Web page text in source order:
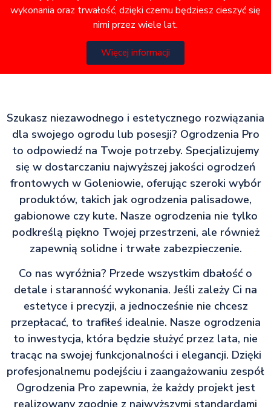
wykonania oraz trwałość, dzięki czemu będziesz cieszyć się
nimi przez wiele lat.
Więcej informacji
Szukasz niezawodnego i estetycznego rozwiązania
dla swojego ogrodu lub posesji? Ogrodzenia Pro
to odpowiedź na Twoje potrzeby. Specjalizujemy
się w dostarczaniu najwyższej jakości ogrodzeń
frontowych w Goleniowie, oferując szeroki wybór
produktów, takich jak ogrodzenia palisadowe,
gabionowe czy kute. Nasze ogrodzenia nie tylko
podkreślą piękno Twojej przestrzeni, ale również
zapewnią solidne i trwałe zabezpieczenie.
Co nas wyróżnia? Przede wszystkim dbałość o
detale i staranność wykonania. Jeśli zależy Ci na
estetyce i precyzji, a jednocześnie nie chcesz
przepłacać, to trafiłeś idealnie. Nasze ogrodzenia
to inwestycja, która będzie służyć przez lata, nie
tracąc na swojej funkcjonalności i elegancji. Dzięki
profesjonalnemu podejściu i zaangażowaniu zespół
Ogrodzenia Pro zapewnia, że każdy projekt jest
realizowany zgodnie z najwyższymi standardami